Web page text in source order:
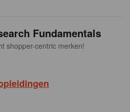
Fundamentals
shopper-centric merken!